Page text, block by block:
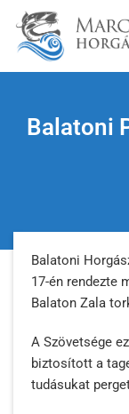
Balatoni
Balatoni
17-én rendezte
Balaton Zala
A Szövetsége
biztosított a
tudásukat